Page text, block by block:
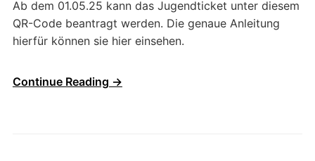
Ab dem 01.05.25 kann das Jugendticket unter diesem
QR-Code beantragt werden. Die genaue Anleitung
hierfür können sie hier einsehen.
Continue Reading →